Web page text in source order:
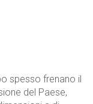
spesso frenano il
del Paese,